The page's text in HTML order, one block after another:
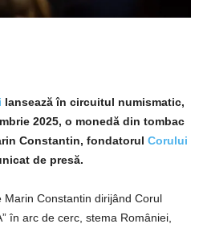
lansează în circuitul numismatic,
2025, o monedă din tombac
Constantin, fondatorul Corului
de presă.
Constantin dirijând Corul
în arc de cerc, stema României,